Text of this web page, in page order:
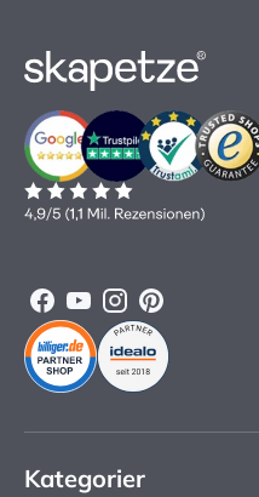
Facebook
YouTubeInstagram
Pinterest
Kategorier